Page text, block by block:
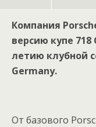
Компания
версию купе
летию клубной
Germany.
От базового